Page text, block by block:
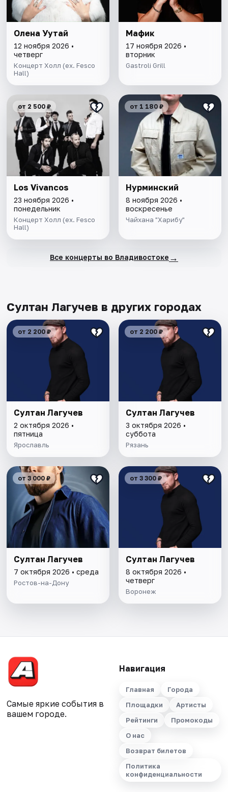
Олена Уутай
12 ноября 2026 •
четверг
Концерт Холл (ex. Fesco
Hall)
Мафик
17 ноября 2026 •
вторник
Gastroli Grill
от 2 500 ₽
Los Vivancos
23 ноября 2026 •
понедельник
Концерт Холл (ex. Fesco
Hall)
от 1 180 ₽
Нурминский
8 ноября 2026 •
воскресенье
Чайхана "Харибу"
Все концерты во Владивостоке →
Султан Лагучев в других городах
от 2 200 ₽
Султан Лагучев
2 октября 2026 •
пятница
Ярославль
от 2 200 ₽
Султан Лагучев
3 октября 2026 •
суббота
Рязань
от 3 000 ₽
Султан Лагучев
7 октября 2026 • среда
Ростов-на-Дону
от 3 300 ₽
Султан Лагучев
8 октября 2026 •
четверг
Воронеж
Самые яркие события в
вашем городе.
Навигация
Главная
Города
Площадки
Артисты
Рейтинги
Промокоды
О нас
Возврат билетов
Политика
конфиденциальности